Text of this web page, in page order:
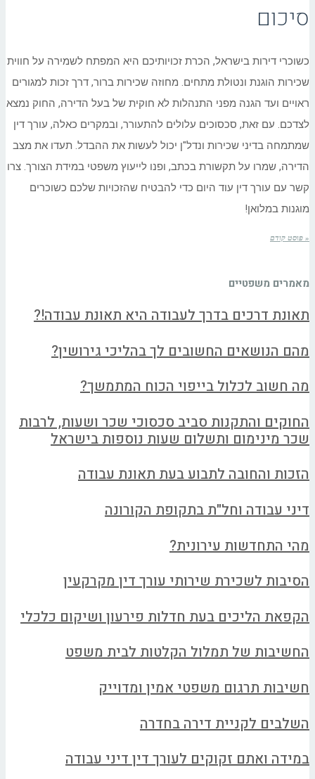
סיכום
כשוכרי דירות בישראל, הכרת זכויותיכם היא המפתח לשמירה על חווית
שכירות הוגנת ונטולת מתחים. מחוזה שכירות ברור, דרך זכות למגורים
ראויים ועד הגנה מפני התנהלות לא חוקית של בעל הדירה, החוק נמצא
לצדכם. עם זאת, סכסוכים עלולים להתעורר, ובמקרים כאלה, עורך דין
שמתמחה בדיני שכירות ונדל"ן יכול לעשות את ההבדל. תעדו את מצב
הדירה, שמרו על תקשורת בכתב, ופנו לייעוץ משפטי במידת הצורך. צרו
קשר עם עורך דין עוד היום כדי להבטיח שהזכויות שלכם כשוכרים
מוגנות במלואן!
« פוסט קודם
מאמרים משפטיים
תאונת דרכים בדרך לעבודה היא תאונת עבודה!?
מהם הנושאים החשובים לך בהליכי גירושין?
מה חשוב לכלול בייפוי הכוח המתמשך?
החוקים והתקנות סביב סכסוכי שכר ושעות, לרבות
שכר מינימום ותשלום שעות נוספות בישראל
הזכות והחובה לתבוע בעת תאונת עבודה
דיני עבודה וחל"ת בתקופת הקורונה
מהי התחדשות עירונית?
הסיבות לשכירת שירותי עורך דין מקרקעין
הקפאת הליכים בעת חדלות פירעון ושיקום כלכלי
החשיבות של תמלול הקלטות לבית משפט
חשיבות תרגום משפטי אמין ומדוייק
השלבים לקניית דירה בחדרה
במידה ואתם זקוקים לעורך דין דיני עבודה